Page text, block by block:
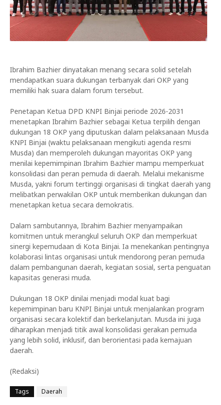
Ibrahim Bazhier dinyatakan menang secara solid setelah
mendapatkan suara dukungan terbanyak dari OKP yang
memiliki hak suara dalam forum tersebut.
Penetapan Ketua DPD KNPI Binjai periode 2026-2031
menetapkan Ibrahim Bazhier sebagai Ketua terpilih dengan
dukungan 18 OKP yang diputuskan dalam pelaksanaan Musda
KNPI Binjai (waktu pelaksanaan mengikuti agenda resmi
Musda) dan memperoleh dukungan mayoritas OKP yang
menilai kepemimpinan Ibrahim Bazhier mampu memperkuat
konsolidasi dan peran pemuda di daerah. Melalui mekanisme
Musda, yakni forum tertinggi organisasi di tingkat daerah yang
melibatkan perwakilan OKP untuk memberikan dukungan dan
menetapkan ketua secara demokratis.
Dalam sambutannya, Ibrahim Bazhier menyampaikan
komitmen untuk merangkul seluruh OKP dan memperkuat
sinergi kepemudaan di Kota Binjai. Ia menekankan pentingnya
kolaborasi lintas organisasi untuk mendorong peran pemuda
dalam pembangunan daerah, kegiatan sosial, serta penguatan
kapasitas generasi muda.
Dukungan 18 OKP dinilai menjadi modal kuat bagi
kepemimpinan baru KNPI Binjai untuk menjalankan program
organisasi secara kolektif dan berkelanjutan. Musda ini juga
diharapkan menjadi titik awal konsolidasi gerakan pemuda
yang lebih solid, inklusif, dan berorientasi pada kemajuan
daerah.
(Redaksi)
Tags Daerah